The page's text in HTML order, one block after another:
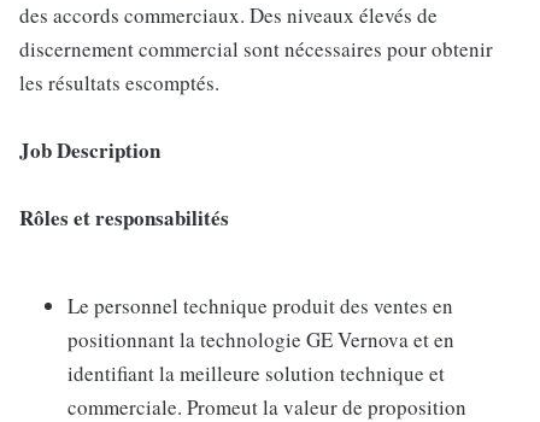
des accords commerciaux. Des niveaux élevés de
discernement commercial sont nécessaires pour obtenir
les résultats escomptés.
Job Description
Rôles et responsabilités
Le personnel technique produit des ventes en
positionnant la technologie GE Vernova et en
identifiant la meilleure solution technique et
commerciale. Promeut la valeur de proposition